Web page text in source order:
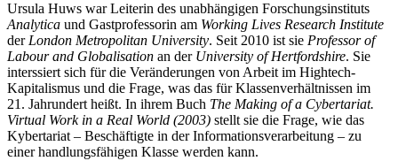
Ursula Huws war Leiterin des unabhängigen Forschungsinstituts
Analytica und Gastprofessorin am Working Lives Research Institute
der London Metropolitan University. Seit 2010 ist sie Professor of
Labour and Globalisation an der University of Hertfordshire. Sie
interssiert sich für die Veränderungen von Arbeit im Hightech-
Kapitalismus und die Frage, was das für Klassenverhältnissen im
21. Jahrundert heißt. In ihrem Buch The Making of a Cybertariat.
Virtual Work in a Real World (2003) stellt sie die Frage, wie das
Kybertariat – Beschäftigte in der Informationsverarbeitung – zu
einer handlungsfähigen Klasse werden kann.